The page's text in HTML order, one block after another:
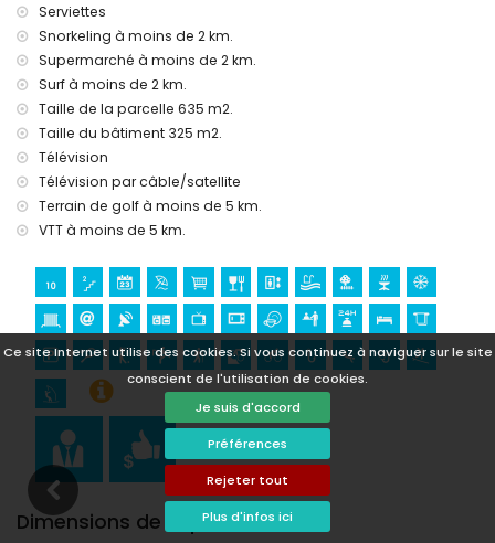
Ce site Internet utilise des cookies. Si vous continuez à naviguer sur le site
conscient de l'utilisation de cookies.
Je suis d'accord
Préférences
Rejeter tout
Plus d'infos ici
discothèque, boîte de nuit, bar et promenade (à moins de 5
kilomètres de la maison)
Sites et culture à Denia, Costa Blanca
église, château et lieu historique (à moins de 5 kilomètres
de l'hébergement)
Sports
tennis et cyclisme (à moins de 1000 mètres de la villa)
golf, équitation, randonnée, VTT, pêche, plongée, snorkeling,
Serviettes
Snorkeling à moins de 2 km.
Supermarché à moins de 2 km.
Surf à moins de 2 km.
Taille de la parcelle 635 m2.
Taille du bâtiment 325 m2.
Télévision
Télévision par câble/satellite
Terrain de golf à moins de 5 km.
VTT à moins de 5 km.
Dimensions de la piscine